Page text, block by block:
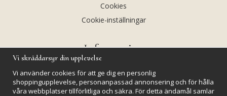
Cookies
Cookie-inställningar
Information
Kalendarium
Vi skräddarsyr din upplevelse
Vi använder cookies för att ge dig en personlig
shoppingupplevelse, personanpassad annonsering och för hålla
våra webbplatser tillförlitliga och säkra. För detta ändamål samlar